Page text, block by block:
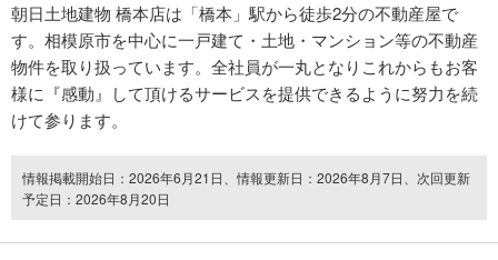
朝日土地建物 橋本店は「橋本」駅から徒歩2分の不動産屋で
す。相模原市を中心に一戸建て・土地・マンション等の不動産
物件を取り扱っています。全社員が一丸となりこれからもお客
様に『感動』して頂けるサービスを提供できるように努力を続
けて参ります。
情報掲載開始日：2026年6月21日、情報更新日：2026年8月7日、次回更新
予定日：2026年8月20日